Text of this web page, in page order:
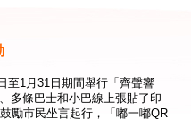
至1月31日期間舉行「齊聲響
多條巴士和小巴線上張貼了印
勵市民坐言起行，「嘟一嘟QR